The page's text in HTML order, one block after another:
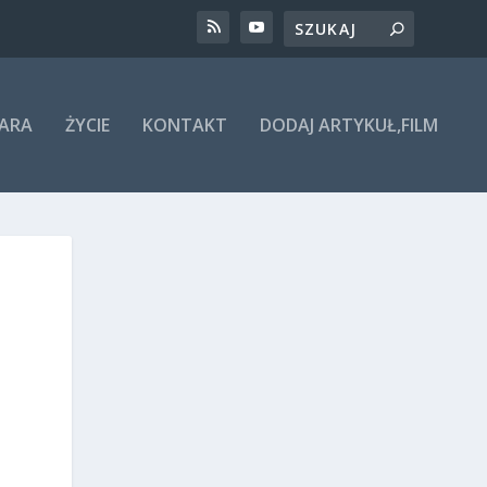
ŻYCIE KONTAKT DODAJ ARTYKUŁ,FILM